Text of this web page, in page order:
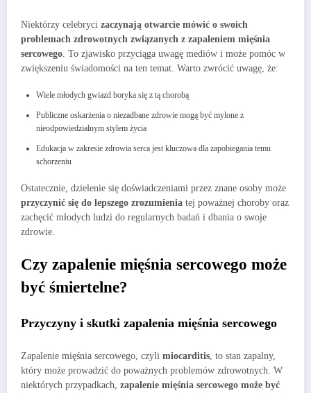
Niektórzy celebryci zaczynają otwarcie mówić o swoich
problemach zdrowotnych związanych z zapaleniem mięśnia
sercowego. To zjawisko przyciąga uwagę mediów i może pomóc w
zwiększeniu świadomości na ten temat. Warto zwrócić uwagę, że:
Wiele młodych gwiazd boryka się z tą chorobą
Publiczne oskarżenia o niezadbane zdrowie mogą być mylone z
nieodpowiedzialnym stylem życia
Edukacja w zakresie zdrowia serca jest kluczowa dla zapobiegania temu
schorzeniu
Ostatecznie, dzielenie się doświadczeniami przez znane osoby może
przyczynić się do lepszego zrozumienia tej poważnej choroby oraz
zachęcić młodych ludzi do regularnych badań i dbania o swoje
zdrowie.
Czy zapalenie mięśnia sercowego może
być śmiertelne?
Przyczyny i skutki zapalenia mięśnia sercowego
Zapalenie mięśnia sercowego, czyli miocarditis , to stan zapalny,
który może prowadzić do poważnych problemów zdrowotnych. W
niektórych przypadkach, zapalenie mięśnia sercowego może być